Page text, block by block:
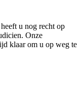
u nog recht op
Onze
klaar om u op weg te